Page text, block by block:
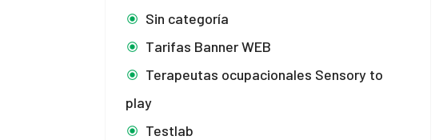
Sin categoría
Tarifas Banner WEB
Terapeutas ocupacionales Sensory to
play
Testlab